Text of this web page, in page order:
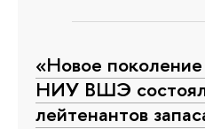
«Новое
НИУ ВШЭ
лейтенантов